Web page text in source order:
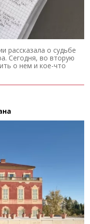
рассказала о судьбе
Сегодня, во вторую
о нем и кое-что